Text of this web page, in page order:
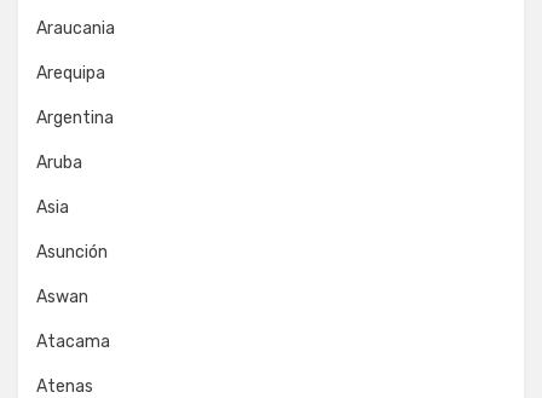
Araucania
Arequipa
Argentina
Aruba
Asia
Asunción
Aswan
Atacama
Atenas